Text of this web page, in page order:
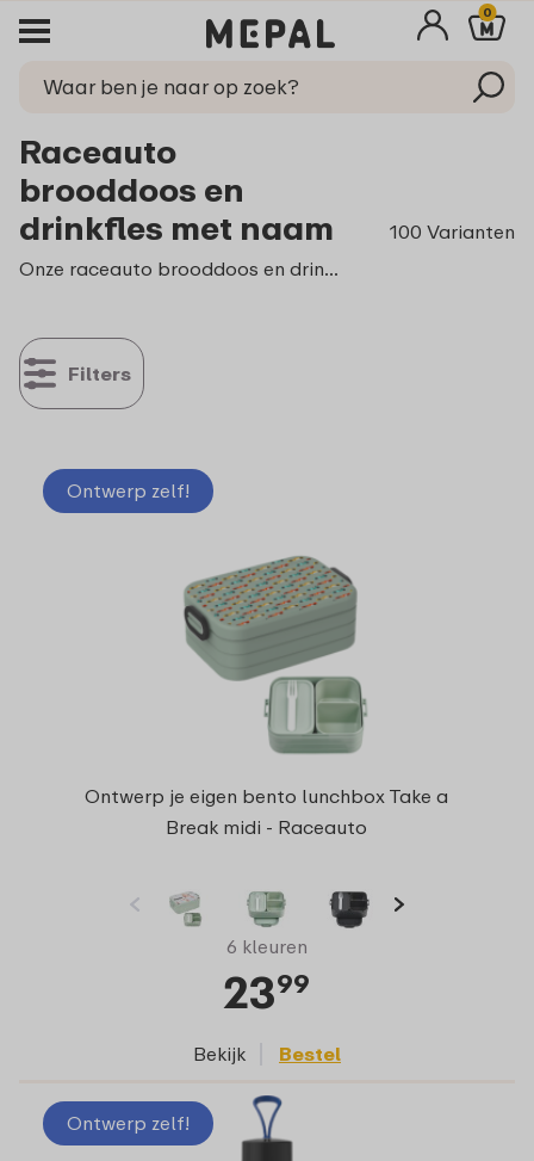
0
Raceauto
brooddoos en
drinkfles met naam
100 Varianten
Onze raceauto brooddoos en drinkfles zijn perfect voor kinderen (of ouders) die dol zijn op snelheid en raceauto’s. In de ontwerptool kun je ze eenvoudig, en helemaal naar eigen smaak, voorzien van een foto of naam. Fan van Max Verstappen? Dan ontwerp je in een handomdraai je eigen race brooddoos. Super handig, want je herkent hem gelijk!
Filters
Ontwerp zelf!
Ontwerp je eigen bento lunchbox Take a
Break midi - Raceauto
6 kleuren
2399
Bekijk Bestel
Ontwerp zelf!